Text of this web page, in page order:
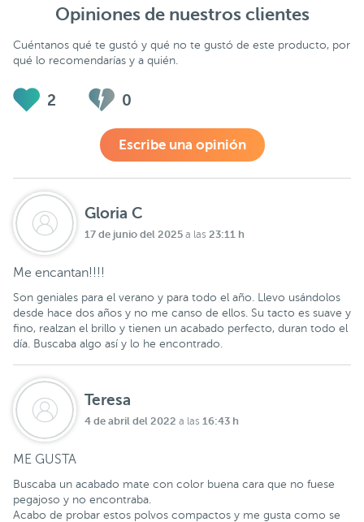
Opiniones de nuestros clientes
Cuéntanos qué te gustó y qué no te gustó de este producto, por
qué lo recomendarías y a quién.
2 0
Escribe una opinión
Gloria C
17 de junio del 2025 a las 23:11 h
Me encantan!!!!
Son geniales para el verano y para todo el año. Llevo usándolos
desde hace dos años y no me canso de ellos. Su tacto es suave y
fino, realzan el brillo y tienen un acabado perfecto, duran todo el
día. Buscaba algo así y lo he encontrado.
Teresa
4 de abril del 2022 a las 16:43 h
ME GUSTA
Buscaba un acabado mate con color buena cara que no fuese
pegajoso y no encontraba.
Acabo de probar estos polvos compactos y me gusta como se